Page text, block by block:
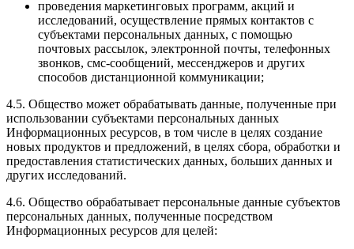
проведения маркетинговых программ, акций и
исследований, осуществление прямых контактов с
субъектами персональных данных, с помощью
почтовых рассылок, электронной почты, телефонных
звонков, смс-сообщений, мессенджеров и других
способов дистанционной коммуникации;
4.5. Общество может обрабатывать данные, полученные при
использовании субъектами персональных данных
Информационных ресурсов, в том числе в целях создание
новых продуктов и предложений, в целях сбора, обработки и
предоставления статистических данных, больших данных и
других исследований.
4.6. Общество обрабатывает персональные данные субъектов
персональных данных, полученные посредством
Информационных ресурсов для целей: